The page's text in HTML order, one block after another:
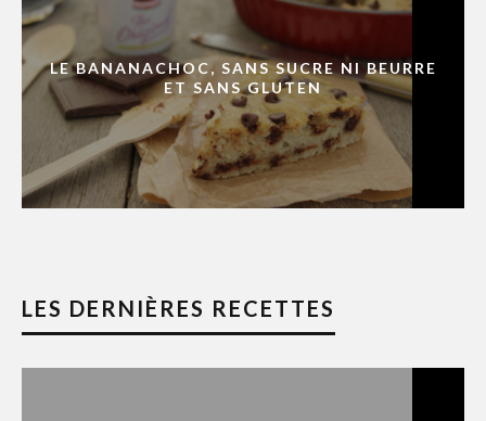
LE BANANACHOC, SANS SUCRE NI BEURRE
ET SANS GLUTEN
LES DERNIÈRES RECETTES